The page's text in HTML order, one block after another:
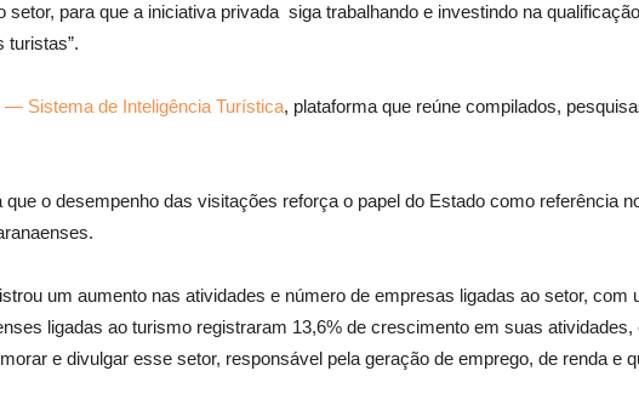
setor, para que a iniciativa privada siga trabalhando e investindo na
turistas”.
— Sistema de Inteligência Turística, plataforma que reúne compilados,
o desempenho das visitações reforça o papel do Estado como referência
um aumento nas atividades e número de empresas ligadas ao setor, com
ligadas ao turismo registraram 13,6% de crescimento em suas
e divulgar esse setor, responsável pela geração de emprego, de renda e